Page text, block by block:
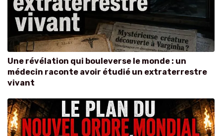
Une révélation qui bouleverse le monde : un
médecin raconte avoir étudié un extraterrestre
vivant